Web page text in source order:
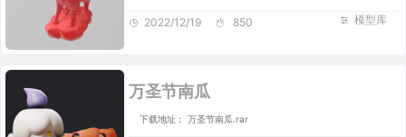
模型库
2022/12/19 850
万圣节南瓜
下载地址： 万圣节南瓜.rar